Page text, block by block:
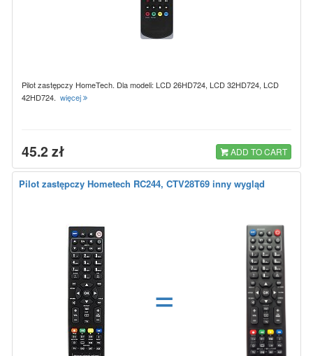
Pilot zastępczy HomeTech. Dla modeli: LCD 26HD724, LCD 32HD724, LCD
42HD724. więcej
45.2 zł ADD TO CART
Pilot zastępczy Hometech RC244, CTV28T69 inny wygląd
=